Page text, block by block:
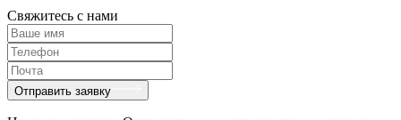
Свяжитесь с нами
Отправить заявку